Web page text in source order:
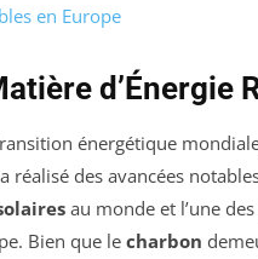
en Europe
d’Énergie
énergétique
réalisé des avancées
au monde et l’une
Bien que le charbon